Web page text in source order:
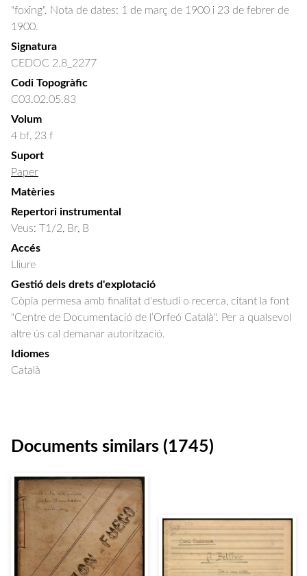
"foxing". Nota de dates: 1 de març de 1900 i 23 de febrer de
1900.
Signatura
CEDOC 2.8_2277
Codi Topogràfic
C03.02.05.83
Volum
4 bf, 23 f
Suport
Paper
Matèries
Repertori instrumental
Veus: T1/2, Br, B
Accés
Lliure
Gestió dels drets d'explotació
Còpia permesa amb finalitat d'estudi o recerca, citant la font
"Centre de Documentació de l’Orfeó Català". Per a qualsevol
altre ús cal demanar autorització.
Idiomes
Català
Documents similars (1745)